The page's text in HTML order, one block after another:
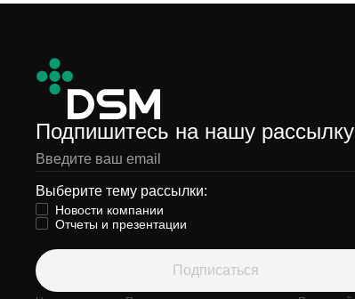
Подпишитесь на нашу рассылку
Выберите тему рассылки:
Новости компании
Отчеты и презентации
Подписаться